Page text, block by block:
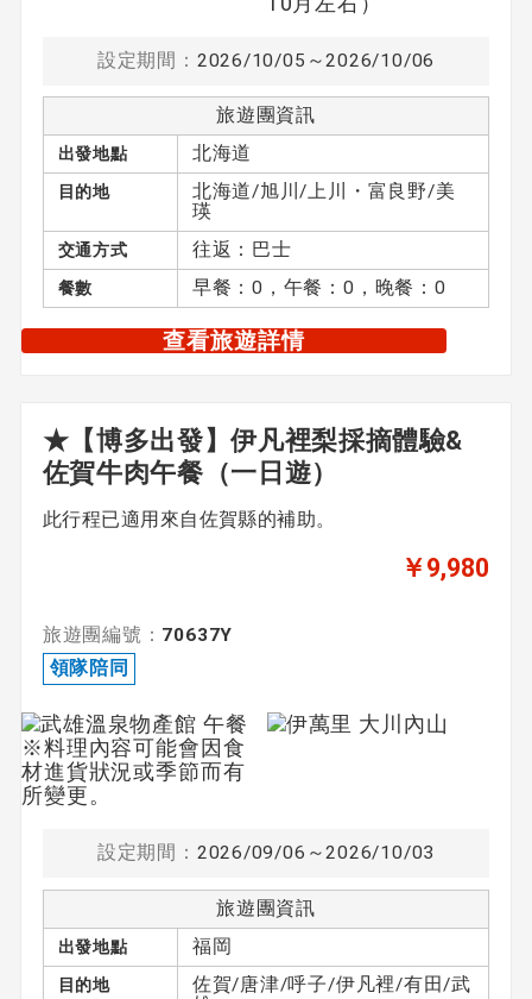
設定期間： 2026/10/05～2026/10/06
旅遊團資訊
出發地點 北海道
目的地
北海道/旭川/上川・富良野/美
瑛
交通方式 往返：巴士
餐數 早餐：0，午餐：0，晚餐：0
查看旅遊詳情
★【博多出發】伊凡裡梨採摘體驗&
佐賀牛肉午餐（一日遊）
此行程已適用來自佐賀縣的補助。
￥9,980
旅遊團編號： 70637Y
領隊陪同
設定期間： 2026/09/06～2026/10/03
旅遊團資訊
出發地點 福岡
目的地
佐賀/唐津/呼子/伊凡裡/有田/武